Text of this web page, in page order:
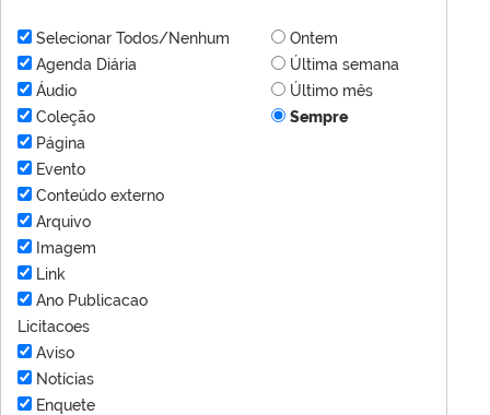
Selecionar Todos/Nenhum
Agenda Diária
Áudio
Coleção
Página
Evento
Conteúdo externo
Arquivo
Imagem
Link
Ano Publicacao
Licitacoes
Aviso
Notícias
Enquete
Ontem
Última semana
Último mês
Sempre